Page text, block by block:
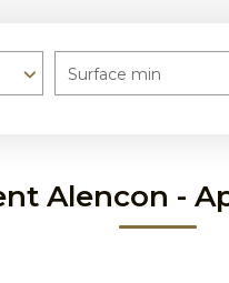
Surface min
Alencon -